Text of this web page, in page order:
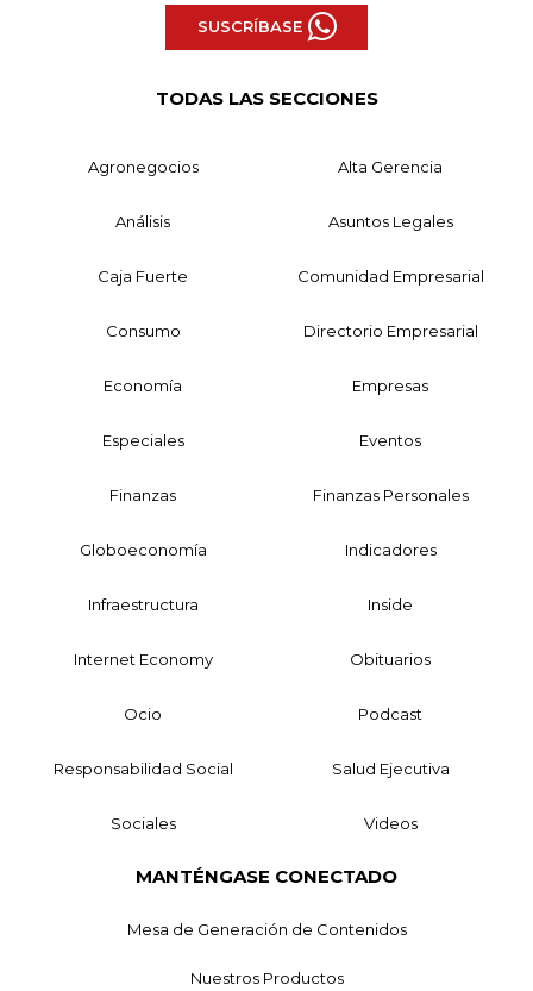
SUSCRÍBASE
TODAS LAS SECCIONES
Agronegocios Alta Gerencia
Análisis Asuntos Legales
Caja Fuerte Comunidad Empresarial
Consumo Directorio Empresarial
Economía Empresas
Especiales Eventos
Finanzas Finanzas Personales
Globoeconomía Indicadores
Infraestructura Inside
Internet Economy Obituarios
Ocio Podcast
Responsabilidad Social Salud Ejecutiva
Sociales Videos
MANTÉNGASE CONECTADO
Mesa de Generación de Contenidos
Nuestros Productos